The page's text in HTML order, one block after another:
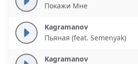
Покажи Мне
Kagramanov
Пьяная (feat. Semenyak)
Kagramanov